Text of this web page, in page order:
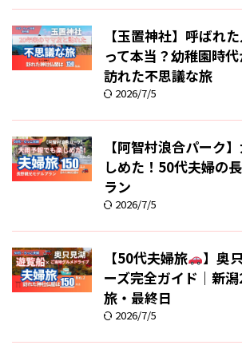
【玉置神社】呼ばれ
って本当？幼稚園時
訪れた不思議な旅
2026/7/5
【阿智村浪合パーク
しめた！50代夫婦の
ラン
2026/7/5
【50代夫婦旅
】奥
ーズ完全ガイド｜新
旅・最終日
2026/7/5